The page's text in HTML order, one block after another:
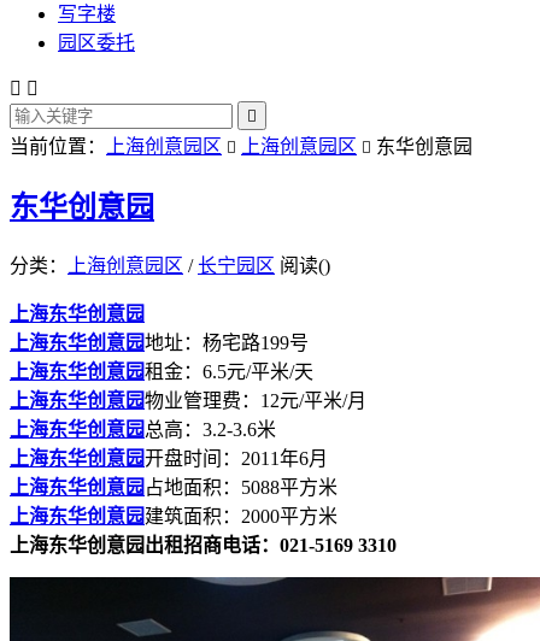
写字楼
园区委托
 

当前位置： 上海创意园区  上海创意园区  东华创意园
东华创意园
分类： 上海创意园区 /长宁园区 阅读()
上海东华创意园
上海东华创意园地址：杨宅路199号
上海东华创意园租金：6.5元/平米/天
上海东华创意园物业管理费：12元/平米/月
上海东华创意园总高：3.2-3.6米
上海东华创意园开盘时间：2011年6月
上海东华创意园 占地面积：5088平方米
上海东华创意园建筑面积：2000平方米
上海东华创意园出租招商电话：021-5169 3310